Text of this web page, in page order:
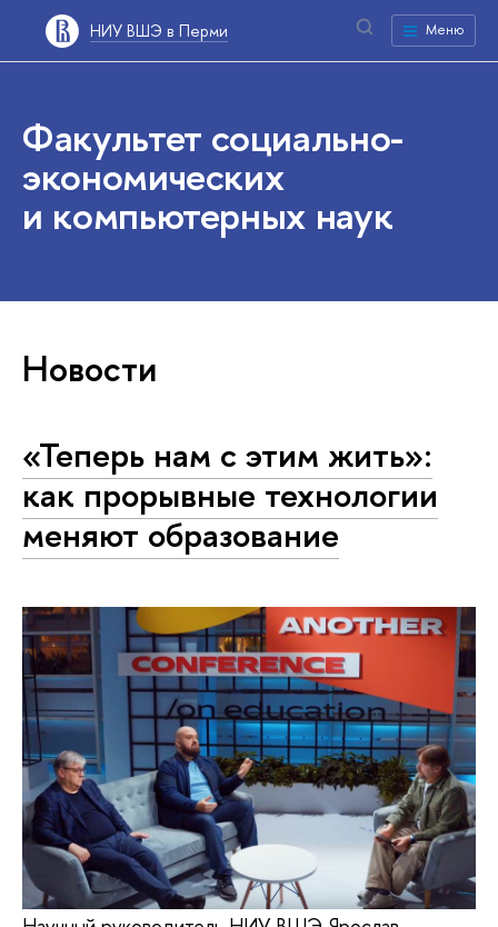
НИУ ВШЭ в Перми Меню
Факультет социально-
экономических
и компьютерных наук
Новости
«Теперь нам с этим жить»:
как прорывные технологии
меняют образование